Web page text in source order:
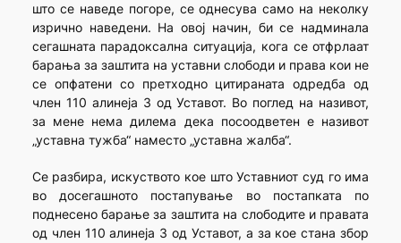
што се наведе погоре, се однесува само на неколку
изрично наведени. На овој начин, би се надминала
сегашната парадоксална ситуација, кога се отфрлаат
барања за заштита на уставни слободи и права кои не
се опфатени со претходно цитираната одредба од
член 110 алинеја 3 од Уставот. Во поглед на називот,
за мене нема дилема дека посоодветен е називот
„уставна тужба“ наместо „уставна жалба“.
Се разбира, искуството кое што Уставниот суд го има
во досегашното постапување во постапката по
поднесено барање за заштита на слободите и правата
од член 110 алинеја 3 од Уставот, а за кое стана збор